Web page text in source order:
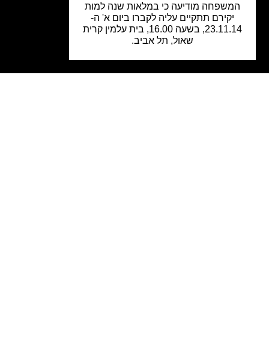
מודיעה כי במלאות שנה למות
יקירם תתקיים עליה לקברו ביום א' ה-
23.11.14, בשעה 16.00, בית עלמין קרית
שאול, תל אביב.